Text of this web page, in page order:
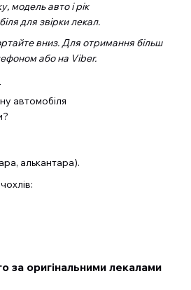
модель авто і рік
для звірки лекал.
вниз. Для отримання більш
або на Viber.
автомобіля
алькантара).
за оригінальними лекалами